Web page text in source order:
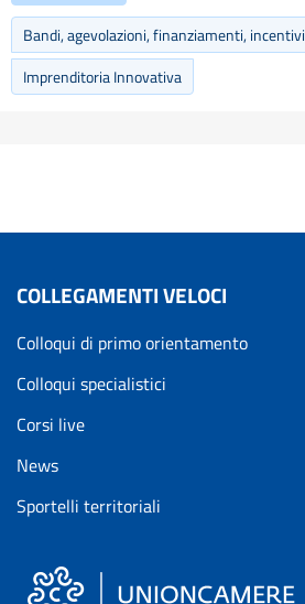
Bandi, agevolazioni, finanziamenti, incentivi
Imprenditoria Innovativa
COLLEGAMENTI VELOCI
Colloqui di primo orientamento
Colloqui specialistici
Corsi live
News
Sportelli territoriali